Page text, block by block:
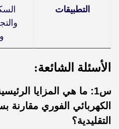
التطبيقات
الأسئلة الشائعة:
س1: ما هي المزايا
الكهربائي الفوري مقارنة
التقليدية؟